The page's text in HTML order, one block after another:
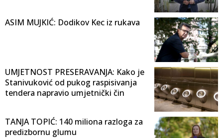
ASIM MUJKIĆ: Dodikov Kec iz rukava
UMJETNOST PRESERAVANJA: Kako je
Stanivuković od pukog raspisivanja
tendera napravio umjetnički čin
TANJA TOPIĆ: 140 miliona razloga za
predizbornu glumu